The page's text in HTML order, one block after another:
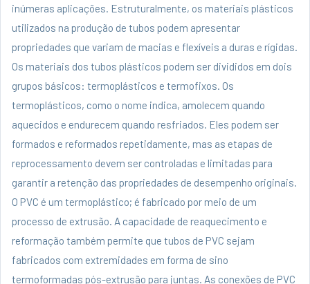
inúmeras aplicações. Estruturalmente, os materiais plásticos
utilizados na produção de tubos podem apresentar
propriedades que variam de macias e flexíveis a duras e rígidas.
Os materiais dos tubos plásticos podem ser divididos em dois
grupos básicos: termoplásticos e termofixos. Os
termoplásticos, como o nome indica, amolecem quando
aquecidos e endurecem quando resfriados. Eles podem ser
formados e reformados repetidamente, mas as etapas de
reprocessamento devem ser controladas e limitadas para
garantir a retenção das propriedades de desempenho originais.
O PVC é um termoplástico; é fabricado por meio de um
processo de extrusão. A capacidade de reaquecimento e
reformação também permite que tubos de PVC sejam
fabricados com extremidades em forma de sino
termoformadas pós-extrusão para juntas. As conexões de PVC